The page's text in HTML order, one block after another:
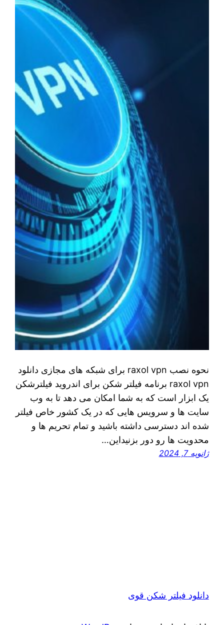
نحوه نصب raxol vpn برای شبکه های مجازی دانلود
raxol vpn برنامه فیلتر شکن برای اندروید فیلترشکن
یک ابزار است که به شما امکان می دهد تا به وب
سایت ها و سرویس هایی که در یک کشور خاص فیلتر
شده اند دسترسی داشته باشید و تمام تحریم ها و
محدویت ها رو دور بزنیداین…
ژانویه 7, 2024
دانلود فیلتر شکن قوی